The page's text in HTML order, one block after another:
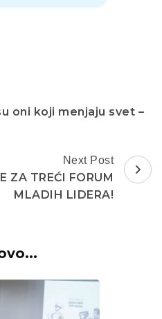
oni koji menjaju svet –
Next Post
ZA TREĆI FORUM
MLADIH LIDERA!